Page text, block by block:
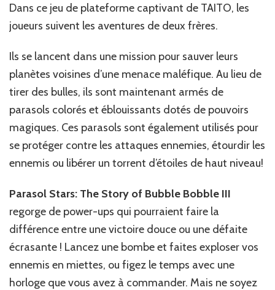
Dans ce jeu de plateforme captivant de TAITO, les
joueurs suivent les aventures de deux frères.
Ils se lancent dans une mission pour sauver leurs
planètes voisines d’une menace maléfique. Au lieu de
tirer des bulles, ils sont maintenant armés de
parasols colorés et éblouissants dotés de pouvoirs
magiques. Ces parasols sont également utilisés pour
se protéger contre les attaques ennemies, étourdir les
ennemis ou libérer un torrent d’étoiles de haut niveau!
Parasol Stars: The Story of Bubble Bobble III
regorge de power-ups qui pourraient faire la
différence entre une victoire douce ou une défaite
écrasante ! Lancez une bombe et faites exploser vos
ennemis en miettes, ou figez le temps avec une
horloge que vous avez à commander. Mais ne soyez